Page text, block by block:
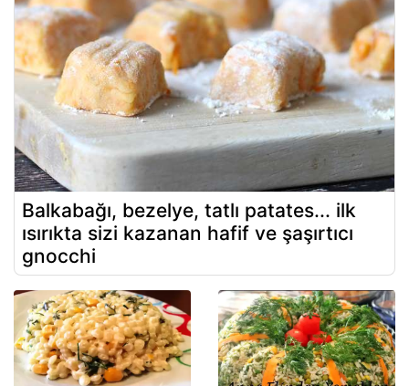
Balkabağı, bezelye, tatlı patates... ilk
ısırıkta sizi kazanan hafif ve şaşırtıcı
gnocchi